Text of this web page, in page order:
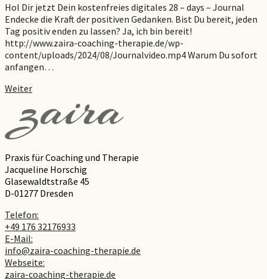
Hol Dir jetzt Dein kostenfreies digitales 28 – days – Journal
Endecke die Kraft der positiven Gedanken. Bist Du bereit, jeden
Tag positiv enden zu lassen? Ja, ich bin bereit!
http://www.zaira-coaching-therapie.de/wp-
content/uploads/2024/08/Journalvideo.mp4 Warum Du sofort
anfangen…
Weiter
Praxis für Coaching und Therapie
Jacqueline Horschig
Glasewaldtstraße 45
D-01277 Dresden
Telefon:
+49 176 32176933
E-Mail:
info@zaira-coaching-therapie.de
Webseite:
zaira-coaching-therapie.de